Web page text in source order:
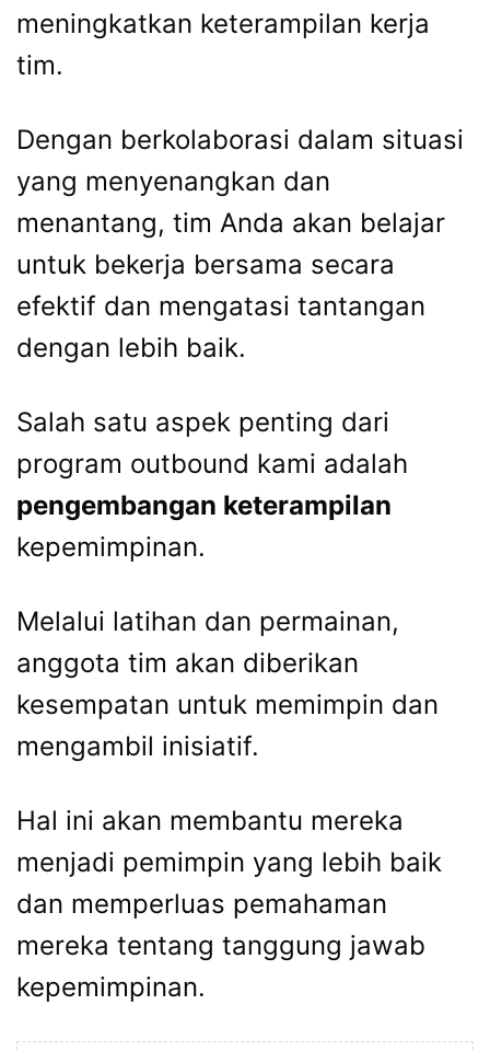
meningkatkan keterampilan kerja
tim.
Dengan berkolaborasi dalam situasi
yang menyenangkan dan
menantang, tim Anda akan belajar
untuk bekerja bersama secara
efektif dan mengatasi tantangan
dengan lebih baik.
Salah satu aspek penting dari
program outbound kami adalah
pengembangan keterampilan
kepemimpinan.
Melalui latihan dan permainan,
anggota tim akan diberikan
kesempatan untuk memimpin dan
mengambil inisiatif.
Hal ini akan membantu mereka
menjadi pemimpin yang lebih baik
dan memperluas pemahaman
mereka tentang tanggung jawab
kepemimpinan.